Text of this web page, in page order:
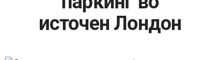
ЖИВОТ
источен Лондон